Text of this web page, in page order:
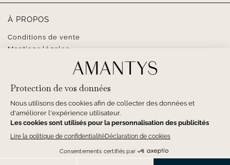
À PROPOS
Conditions de vente
Mentions légales
SUIVEZ-NOUS
1,350€